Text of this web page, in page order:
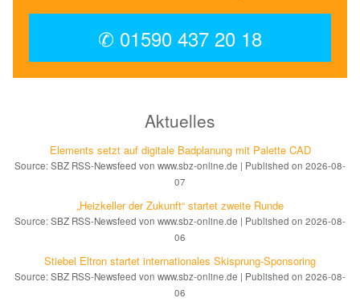
✆ 01590 437 20 18
Aktuelles
Elements setzt auf di­gi­ta­le Bad­pla­nung mit Palette CAD
Source: SBZ RSS-Newsfeed von www.sbz-online.de
Published on 2026-08-
07
„Heizkeller der Zu­kunft“ star­tet zwei­te Run­de
Source: SBZ RSS-Newsfeed von www.sbz-online.de
Published on 2026-08-
06
Stiebel Eltron startet internatio­nales Ski­sprung-Spon­soring
Source: SBZ RSS-Newsfeed von www.sbz-online.de
Published on 2026-08-
06